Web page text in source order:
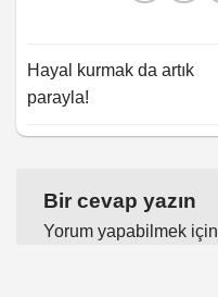
Hayal kurmak da artık
parayla!
Bir cevap yazın
Yorum yapabilmek için